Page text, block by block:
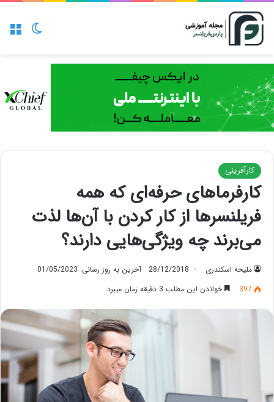
تغییر
کارآفرینی
کارفرماهای حرفه‌ای که همه
فریلنسرها از کار کردن با آن‌ها لذت
می‌برند چه ویژگی‌هایی دارند؟
ملیحه اسکندری 28/12/2018
آخرین به روز رسانی: 01/05/2023
397
خواندن این مطلب 3 دقیقه زمان میبرد